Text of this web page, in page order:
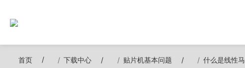
首页 下载中心 贴片机基本问题 什么是线性